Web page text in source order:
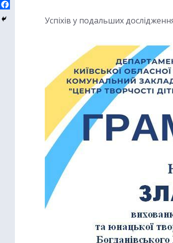
Успіхів у подальших